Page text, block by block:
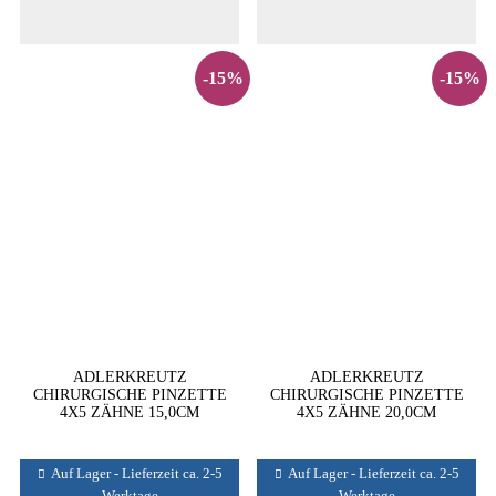
-15%
ADLERKREUTZ
CHIRURGISCHE PINZETTE
4X5 ZÄHNE 15,0CM
Auf Lager - Lieferzeit ca. 2-5
-15%
ADLERKREUTZ
CHIRURGISCHE PINZETTE
4X5 ZÄHNE 20,0CM
Auf Lager - Lieferzeit ca. 2-5